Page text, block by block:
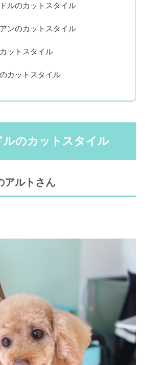
ルのカットスタイル
ンのカットスタイル
ットスタイル
カットスタイル
ルのカットスタイル
アルトさん